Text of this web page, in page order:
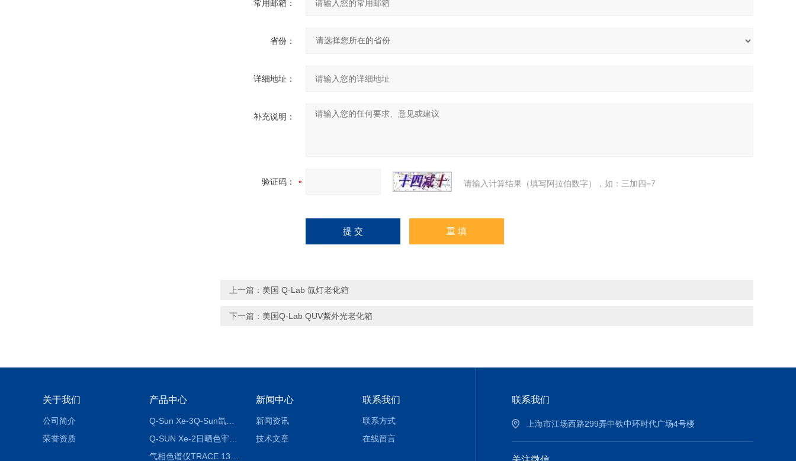
常用邮箱：
省份：
详细地址：
补充说明：
验证码： 请输入计算结果（填写阿拉伯数字），如：三加四=7
上一篇： 美国 Q-Lab 氙灯老化箱
下一篇： 美国Q-Lab QUV紫外光老化箱
关于我们
公司简介
荣誉资质
产品中心
Q-Sun Xe-3Q-Sun氙灯老化箱
Q-SUN Xe-2日晒色牢度试验机_Q-SUN氙灯老化试验箱
新闻中心
新闻资讯
技术文章
联系我们
联系方式
在线留言
联系我们
上海市江场西路299弄中铁中环时代广场4号楼